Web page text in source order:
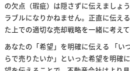
の欠点（瑕疵）は隠さずに伝えましょ
ラブルになりかねません。正直に伝え
た上での適切な売却戦略を一緒に考えて
あなたの「希望」を明確に伝える 「い
らで売りたいか」といった希望を明確